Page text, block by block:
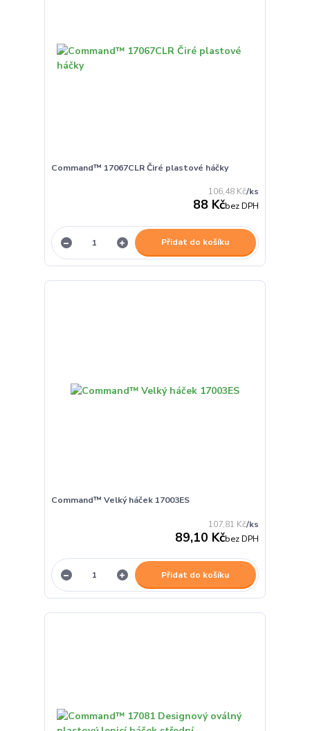
Command™ 17067CLR Čiré plastové háčky
106,48 Kč/ks
88 Kčbez DPH
Přidat do košíku
Command™ Velký háček 17003ES
107,81 Kč/ks
89,10 Kčbez DPH
Přidat do košíku